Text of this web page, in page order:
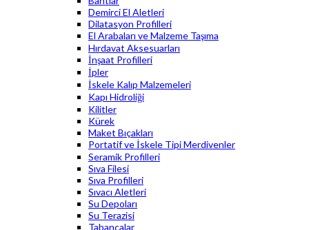
Demirci El Aletleri
Dilatasyon Profilleri
El Arabaları ve Malzeme Taşıma
Hırdavat Aksesuarları
İnşaat Profilleri
İpler
İskele Kalıp Malzemeleri
Kapı Hidroliği
Kilitler
Kürek
Maket Bıçakları
Portatif ve İskele Tipi Merdivenler
Seramik Profilleri
Sıva Filesi
Sıva Profilleri
Sıvacı Aletleri
Su Depoları
Su Terazisi
Tabancalar